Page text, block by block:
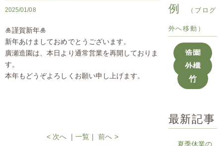
2025/01/08
🎍謹賀新年🎍
新年あけましておめでとうございます。
廣瀬造園は、本日より通常営業を再開しておりま
す。
本年もどうぞよろしくお願い申し上げます。
< 次へ ｜一覧 ｜前へ >
例
（ブログ
外へ移動）
造園
外構
竹
最新記事
夏季休業の